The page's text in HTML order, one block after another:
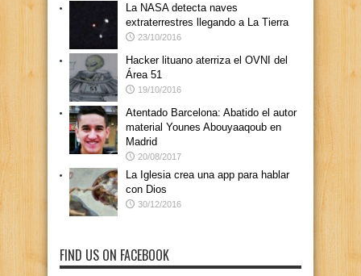
La NASA detecta naves
extraterrestres llegando a La Tierra
23/10/2016
Hacker lituano aterriza el OVNI del
Área 51
19/10/2016
Atentado Barcelona: Abatido el autor
material Younes Abouyaaqoub en
Madrid
20/08/2017
La Iglesia crea una app para hablar
con Dios
30/12/2016
FIND US ON FACEBOOK